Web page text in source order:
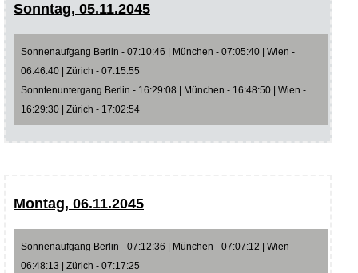
Sonntag, 05.11.2045
Sonnenaufgang Berlin - 07:10:46 | München - 07:05:40 | Wien -
06:46:40 | Zürich - 07:15:55
Sonntenuntergang Berlin - 16:29:08 | München - 16:48:50 | Wien -
16:29:30 | Zürich - 17:02:54
Montag, 06.11.2045
Sonnenaufgang Berlin - 07:12:36 | München - 07:07:12 | Wien -
06:48:13 | Zürich - 07:17:25